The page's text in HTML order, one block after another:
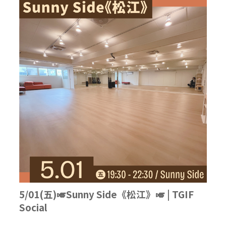
5/01(五)🎺Sunny Side《松江》🎺 | TGIF
Social